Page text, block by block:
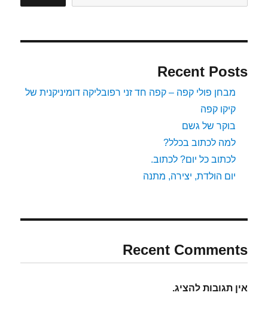
Recent Posts
מבחן פולי קפה – קפה חד זני רפובליקה דומיניקנית של
קיקו קפה
בוקר של גשם
למה לכתוב בכלל?
לכתוב כל יום? לכתוב.
יום הולדת, יצירה, מתנה
Recent Comments
אין תגובות להציג.